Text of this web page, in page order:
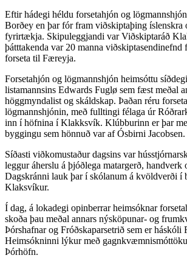
Eftir hádegi héldu forsetahjón og
Borðey en þar fór fram viðskiptaþing íslenskra
fyrirtækja. Skipuleggjandi var Viðskiptaráð
þátttakenda var 20 manna
forseta til Færeyja. ​​​​‌ ‍ ​‍​‍‌‍ ‌ ​‍‌‍‍‌‌‍‌ ‌‍‍‌‌‍ ‍​‍​‍​ ‍‍​‍​‍‌ ​ ‌‍​‌‌‍ ‍‌‍‍‌‌ ‌​‌ ‍‌​‍ ‍‌‍‍‌‌‍ ​‍​‍​‍ ​​‍​‍‌‍‍​‌ ​‍‌‍‌‌‌‍‌‍​‍​‍​ ‍‍​‍​‍‌‍‍​‌ ‌​‌ ‌​‌ ​​‌ ​ ​‍ ​‍ ‌‍‌‍‌‍ ‌ ​‍‌ ​ ‌‍‌‌‌ ‌​‌‍‍‌​‍ ‌‌‍‍‌‌ ​ ‌‍ ​‌‍​‌‌‍ ‍‌‍‌​‌ ​ ​‍ ‍‌ ‌‍‌‍‌‌‌ ​‍‌‍​ ‌‍‌‌‌‍ ​​‍ ‍‌‍​‌‌ ​​‌ ​​​‍ ‌ ​ ‌ ‌​‌ ‌‌‌‍‌​‌‍‍‌‌‍ ​‍ ‌‍‍‌‌‍ ‍‌ ‌​‌‍‌‌‌‍ ‍‌ ‌​​‍ ‌‍‌‌‌‍‌​‌‍‍‌‌ ‌​​‍ ‌‍ ‌‌‍ ‌‍‌​‌‍‌‌​ ‌‌ ​​‌ ​‍‌‍‌‌‌ ​ ‌‍‌‌‌‍ ‍‌ ‌​‌‍​‌‌ ‌​‌‍‍‌‌‍ ‌‍ ‍​ ‍ ‌‍‍‌‌‍‌​​ ‌‌‍​‍‌‍​‍​ ​​‌‍‌​​ ​​​ ‍​‌‍​‍​ ‌‌​‍ ‌‌‍‌​​ ‍‌‌‍‌‍‌‍‌‌​‍ ‌​ ‌​​ ​‍​ ​​​ ‌ ​‍ ‌​ ‍‌​ ​ ‌‍​ ​ ​​​‍ ‌‌‍​ ‌‍‌‍​ ​‌‌‍​ ‌‍​‍​ ​‍​ ‌​​ ‍‌​ ‌‌​ ​​​ ​‌‌‍‌​​ ‍ ‌ ‌​‌ ‍‌‌ ​​‌‍‌‌​ ‌‌‍ ‍‌‍‌‌‌ ‌ ‌ ​ ​ ‍ ‌ ​​‌‍​‌‌ ‌​‌‍‍​​ ‌‌ ​​‌‍​‌‌‍‌ ‌‍‌‌‌​​‍‌ ‌‌‌‍‍‌‌‍ ​‌‍‌​‌‍‌‌‌ ​‍​‍‌‌​ ‌‌‌​​‍‌‌ ‌‍‍ ‌‍‌‌‌ ‍‌​‍‌‌​ ​ ‌​‌​​‍‌‌​ ​ ‌​‌​​‍‌‌​ ​‍​ ​‍​ ​‍​ ‍‌‌‍‌​​ ‌‍‌‍​‌‌‍​‍‌‍‌‍​ ‌​​ ​‌​ ‌‌​ ​‍​ ​ ​‍‌‌​ ​‍​ ​‍​‍‌‌​ ‌‌‌​‌​​‍ ‍‌‍​ ‌‍ ‌‍ ‍‌ ‌​‌‍‌‌‌‍ ‍‌ ‌​​‍‌‌​ ‌‌‌​​‍‌‌ ‌‍‍ ‌‍‌‌‌ ‍‌​‍‌‌​ ​ ‌​‌​​‍‌‌​ ​ ‌​‌​​‍‌‌​ ​‍​ ​‍​ ​‍​ ‌‍​ ‍‌​ ​​​ ‍‌​ ‌‍‌‍‌​​ ​ ​ ‌‌​ ‌​​ ‌ ‌‍‌​​‍‌‌​ ​‍​ ​‍​‍‌‌​ ‌‌‌​‌​​‍ ‍‌‍​ ‌‍‍​‌‍‍‌‌‍ ​‌‍‌​‌ ​‍‌‍‌‌‌‍ ‍​‍‌‌​ ‌‌‌​​‍‌‌ ‌‍‍ ‌‍‌‌‌ ‍‌​‍‌‌​ ​ ‌​‌​​‍‌‌​ ​ ‌​‌​​‍‌‌​ ​‍​ ​‍​ ​​​ ​​‌‍​‍‌‍‌​​ ‌ ​ ‍​​ ​​​ ​​​ ​‌​ ‌‍‌‍‌​‌‍‌‍​‍‌‌​ ​‍​ ​‍​‍‌‌​ ‌‌‌​‌​​‍ ‍‌ ‌​‌‍‌‌‌ ‍​‌ ‌​​ ‌‍​‍‌‍​‌‌ ​ ‌‍‌‌‌‌‌‌‌ ​‍‌‍ ​​ ‌‌‍‍​‌ ‌​‌ ‌​‌ ​​‌ ​ ​‍‌‌​ ​‍‌​‌‍​‍‌‌​ ​‍‌​‌‍‌‍‌‍‌‍ ‌ ​‍‌ ​ ‌‍‌‌‌ ‌​‌‍‍‌​‍ ‌‌‍‍‌‌ ​ ‌‍ ​‌‍​‌‌‍ ‍‌‍‌​‌ ​ ​‍ ‍‌ ‌‍‌‍‌‌‌ ​‍‌‍​ ‌‍‌‌‌‍ ​​‍ ‍‌‍​‌‌ ​​‌ ​​​‍‌‌​ ​‍‌​‌‍‌ ​ ‌ ‌​‌ ‌‌‌‍‌​‌‍‍‌‌‍ ​‍‌‍‌‍‍‌‌‍‌​​ ‌‌‍​‍‌‍​‍​ ​​‌‍‌​​ ​​​ ‍​‌‍​‍​ ‌‌​‍ ‌‌‍‌​​ ‍‌‌‍‌‍‌‍‌‌​‍ ‌​ ‌​​ ​‍​ ​​​ ‌ ​‍ ‌​ ‍‌​ ​ ‌‍​ ​ ​​​‍ ‌‌‍​ ‌‍‌‍​ ​‌‌‍​ ‌‍​‍​ ​‍​ ‌​​ ‍‌​ ‌‌​ ​​​ ​‌‌‍‌​​‍‌‍‌ ‌​‌ ‍‌‌ ​​‌‍‌‌​ ‌‌‍ ‍‌‍‌‌‌ ‌ ‌ ​ ​‍‌‍‌ ​​‌‍​‌‌ ‌​‌‍‍​​ ‌‌ ​​‌‍​‌‌‍‌ ‌‍‌‌‌​​‍‌ ‌‌‌‍‍‌‌‍ ​‌‍‌​‌‍‌‌‌ ​‍​‍‌‌​ ‌‌‌​​‍‌‌ ‌‍‍ ‌‍‌‌‌ ‍‌​‍‌‌​ ​ ‌​‌​​‍‌‌​ ​ ‌​‌​​‍‌‌​ ​‍​ ​‍​ ​‍​ ‍‌‌‍‌​​ ‌‍‌‍​‌‌‍​‍‌‍‌‍​ ‌​​ ​‌​ ‌‌​ ​‍​ ​ ​‍‌‌​ ​‍​ ​‍​‍‌‌​ ‌‌‌​‌​​‍ ‍‌‍​ ‌‍ ‌‍ ‍‌ ‌​‌‍‌‌‌‍ ‍‌ ‌​​‍‌‌​ ‌‌‌​​‍‌‌ ‌‍‍ ‌‍‌‌‌ ‍‌​‍‌‌​ ​ ‌​‌​​‍‌‌​ ​ ‌​‌​​‍‌‌​ ​‍​ ​‍​ ​‍​ ‌‍​ ‍‌​ ​​​ ‍‌​ ‌‍‌‍‌​​ ​ ​ ‌‌​ ‌​​ ‌ ‌‍‌​​‍‌‌​ ​‍​ ​‍​‍‌‌​ ‌‌‌​‌​​‍ ‍‌‍​ ‌‍‍​‌‍‍‌‌‍ ​‌‍‌​‌ ​‍‌‍‌‌‌‍ ‍​‍‌‌​ ‌‌‌​​‍‌‌ ‌‍‍ ‌‍‌‌‌ ‍‌​‍‌‌​ ​ ‌​‌​​‍‌‌​ ​ ‌​‌​​‍‌‌​ ​‍​ ​‍​ ​​​ ​​‌‍​‍‌‍‌​​ ‌ ​ ‍​​ ​​​ ​​​ ​‌​ ‌‍‌‍‌​‌‍‌‍​‍‌‌​ ​‍​ ​‍​‍‌‌​ ‌‌‌​‌​​‍ ‍‌ ‌​‌‍‌‌‌ ‍​‌ ‌​​‍‌‍‌ ​​‌‍‌‌‌ ​‍‌ ​ ‌ ​​‌‍‌‌‌‍​ ‌ ‌​‌‍‍‌‌ ‌‍‌‍‌‌​ ‌‌ ​​‌ ‌‌‌‍​‍‌‍ ​‌‍‍‌‌ ​ ‌‍‍​‌‍‌‌‌‍‌​​‍​‍‌ ‌
Forsetahjón og lögmannshjón heimsóttu
listamannsins Edwards Fuglø sem fæst meðal
höggmyndalist og skáldskap. Þaðan réru
lögmannshjónin, með fulltingi félaga úr
inn í höfnina í Klakksvík. Klúbburinn er þar
byggingu sem hönnuð var af Ósbirni Jacobsen. ​​​​‌ ‍ ​‍​‍‌‍ ‌ ​‍‌‍‍‌‌‍‌ ‌‍‍‌‌‍ ‍​‍​‍​ ‍‍​‍​‍‌ ​ ‌‍​‌‌‍ ‍‌‍‍‌‌ ‌​‌ ‍‌​‍ ‍‌‍‍‌‌‍ ​‍​‍​‍ ​​‍​‍‌‍‍​‌ ​‍‌‍‌‌‌‍‌‍​‍​‍​ ‍‍​‍​‍‌‍‍​‌ ‌​‌ ‌​‌ ​​‌ ​ ​‍ ​‍ ‌‍‌‍‌‍ ‌ ​‍‌ ​ ‌‍‌‌‌ ‌​‌‍‍‌​‍ ‌‌‍‍‌‌ ​ ‌‍ ​‌‍​‌‌‍ ‍‌‍‌​‌ ​ ​‍ ‍‌ ‌‍‌‍‌‌‌ ​‍‌‍​ ‌‍‌‌‌‍ ​​‍ ‍‌‍​‌‌ ​​‌ ​​​‍ ‌ ​ ‌ ‌​‌ ‌‌‌‍‌​‌‍‍‌‌‍ ​‍ ‌‍‍‌‌‍ ‍‌ ‌​‌‍‌‌‌‍ ‍‌ ‌​​‍ ‌‍‌‌‌‍‌​‌‍‍‌‌ ‌​​‍ ‌‍ ‌‌‍ ‌‍‌​‌‍‌‌​ ‌‌ ​​‌ ​‍‌‍‌‌‌ ​ ‌‍‌‌‌‍ ‍‌ ‌​‌‍​‌‌ ‌​‌‍‍‌‌‍ ‌‍ ‍​ ‍ ‌‍‍‌‌‍‌​​ ‌‌‍​‍‌‍​‍​ ​​‌‍‌​​ ​​​ ‍​‌‍​‍​ ‌‌​‍ ‌‌‍‌​​ ‍‌‌‍‌‍‌‍‌‌​‍ ‌​ ‌​​ ​‍​ ​​​ ‌ ​‍ ‌​ ‍‌​ ​ ‌‍​ ​ ​​​‍ ‌‌‍​ ‌‍‌‍​ ​‌‌‍​ ‌‍​‍​ ​‍​ ‌​​ ‍‌​ ‌‌​ ​​​ ​‌‌‍‌​​ ‍ ‌ ‌​‌ ‍‌‌ ​​‌‍‌‌​ ‌‌‍ ‍‌‍‌‌‌ ‌ ‌ ​ ​ ‍ ‌ ​​‌‍​‌‌ ‌​‌‍‍​​ ‌‌ ​​‌‍​‌‌‍‌ ‌‍‌‌‌​​‍‌ ‌‌‌‍‍‌‌‍ ​‌‍‌​‌‍‌‌‌ ​‍​‍‌‌​ ‌‌‌​​‍‌‌ ‌‍‍ ‌‍‌‌‌ ‍‌​‍‌‌​ ​ ‌​‌​​‍‌‌​ ​ ‌​‌​​‍‌‌​ ​‍​ ​‍​ ​‍​ ‍‌‌‍‌​​ ‌‍‌‍​‌‌‍​‍‌‍‌‍​ ‌​​ ​‌​ ‌‌​ ​‍​ ​ ​‍‌‌​ ​‍​ ​‍​‍‌‌​ ‌‌‌​‌​​‍ ‍‌‍​ ‌‍ ‌‍ ‍‌ ‌​‌‍‌‌‌‍ ‍‌ ‌​​‍‌‌​ ‌‌‌​​‍‌‌ ‌‍‍ ‌‍‌‌‌ ‍‌​‍‌‌​ ​ ‌​‌​​‍‌‌​ ​ ‌​‌​​‍‌‌​ ​‍​ ​‍‌‍‌​​ ‍‌​ ‌ ​ ​‌​ ​‌​ ​‌‌‍‌‌​ ​‌​ ‍​‌‍​ ‌‍‌‌​ ​‍​‍‌‌​ ​‍​ ​‍​‍‌‌​ ‌‌‌​‌​​‍ ‍‌‍​ ‌‍‍​‌‍‍‌‌‍ ​‌‍‌​‌ ​‍‌‍‌‌‌‍ ‍​‍‌‌​ ‌‌‌​​‍‌‌ ‌‍‍ ‌‍‌‌‌ ‍‌​‍‌‌​ ​ ‌​‌​​‍‌‌​ ​ ‌​‌​​‍‌‌​ ​‍​ ​‍‌‍​‌​ ‍​​ ‌‍​ ​ ​ ‌‌‌‍​ ​ ​ ‌‍‌‌​ ‍‌​ ​ ​ ​ ​ ​‌​‍‌‌​ ​‍​ ​‍​‍‌‌​ ‌‌‌​‌​​‍ ‍‌ ‌​‌‍‌‌‌ ‍​‌ ‌​​ ‌‍​‍‌‍​‌‌ ​ ‌‍‌‌‌‌‌‌‌ ​‍‌‍ ​​ ‌‌‍‍​‌ ‌​‌ ‌​‌ ​​‌ ​ ​‍‌‌​ ​‍‌​‌‍​‍‌‌​ ​‍‌​‌‍‌‍‌‍‌‍ ‌ ​‍‌ ​ ‌‍‌‌‌ ‌​‌‍‍‌​‍ ‌‌‍‍‌‌ ​ ‌‍ ​‌‍​‌‌‍ ‍‌‍‌​‌ ​ ​‍ ‍‌ ‌‍‌‍‌‌‌ ​‍‌‍​ ‌‍‌‌‌‍ ​​‍ ‍‌‍​‌‌ ​​‌ ​​​‍‌‌​ ​‍‌​‌‍‌ ​ ‌ ‌​‌ ‌‌‌‍‌​‌‍‍‌‌‍ ​‍‌‍‌‍‍‌‌‍‌​​ ‌‌‍​‍‌‍​‍​ ​​‌‍‌​​ ​​​ ‍​‌‍​‍​ ‌‌​‍ ‌‌‍‌​​ ‍‌‌‍‌‍‌‍‌‌​‍ ‌​ ‌​​ ​‍​ ​​​ ‌ ​‍ ‌​ ‍‌​ ​ ‌‍​ ​ ​​​‍ ‌‌‍​ ‌‍‌‍​ ​‌‌‍​ ‌‍​‍​ ​‍​ ‌​​ ‍‌​ ‌‌​ ​​​ ​‌‌‍‌​​‍‌‍‌ ‌​‌ ‍‌‌ ​​‌‍‌‌​ ‌‌‍ ‍‌‍‌‌‌ ‌ ‌ ​ ​‍‌‍‌ ​​‌‍​‌‌ ‌​‌‍‍​​ ‌‌ ​​‌‍​‌‌‍‌ ‌‍‌‌‌​​‍‌ ‌‌‌‍‍‌‌‍ ​‌‍‌​‌‍‌‌‌ ​‍​‍‌‌​ ‌‌‌​​‍‌‌ ‌‍‍ ‌‍‌‌‌ ‍‌​‍‌‌​ ​ ‌​‌​​‍‌‌​ ​ ‌​‌​​‍‌‌​ ​‍​ ​‍​ ​‍​ ‍‌‌‍‌​​ ‌‍‌‍​‌‌‍​‍‌‍‌‍​ ‌​​ ​‌​ ‌‌​ ​‍​ ​ ​‍‌‌​ ​‍​ ​‍​‍‌‌​ ‌‌‌​‌​​‍ ‍‌‍​ ‌‍ ‌‍ ‍‌ ‌​‌‍‌‌‌‍ ‍‌ ‌​​‍‌‌​ ‌‌‌​​‍‌‌ ‌‍‍ ‌‍‌‌‌ ‍‌​‍‌‌​ ​ ‌​‌​​‍‌‌​ ​ ‌​‌​​‍‌‌​ ​‍​ ​‍‌‍‌​​ ‍‌​ ‌ ​ ​‌​ ​‌​ ​‌‌‍‌‌​ ​‌​ ‍​‌‍​ ‌‍‌‌​ ​‍​‍‌‌​ ​‍​ ​‍​‍‌‌​ ‌‌‌​‌​​‍ ‍‌‍​ ‌‍‍​‌‍‍‌‌‍ ​‌‍‌​‌ ​‍‌‍‌‌‌‍ ‍​‍‌‌​ ‌‌‌​​‍‌‌ ‌‍‍ ‌‍‌‌‌ ‍‌​‍‌‌​ ​ ‌​‌​​‍‌‌​ ​ ‌​‌​​‍‌‌​ ​‍​ ​‍‌‍​‌​ ‍​​ ‌‍​ ​ ​ ‌‌‌‍​ ​ ​ ‌‍‌‌​ ‍‌​ ​ ​ ​ ​ ​‌​‍‌‌​ ​‍​ ​‍​‍‌‌​ ‌‌‌​‌​​‍ ‍‌ ‌​‌‍‌‌‌ ‍​‌ ‌​​‍‌‍‌ ​​‌‍‌‌‌ ​‍‌ ​ ‌ ​​‌‍‌‌‌‍​ ‌ ‌​‌‍‍‌‌ ‌‍‌‍‌‌​ ‌‌ ​​‌ ‌‌‌‍​‍‌‍ ​‌‍‍‌‌ ​ ‌‍‍​‌‍‌‌‌‍‌​​‍​‍‌ ‌
Síðasti viðkomustaður dagsins var
leggur áherslu á þjóðlega matargerð,
Dagskránni lauk þar í skólanum á kvöldverði í
Klaksvíkur.​​​​‌ ‍ ​‍​‍‌‍ ‌ ​‍‌‍‍‌‌‍‌ ‌‍‍‌‌‍ ‍​‍​‍​ ‍‍​‍​‍‌ ​ ‌‍​‌‌‍ ‍‌‍‍‌‌ ‌​‌ ‍‌​‍ ‍‌‍‍‌‌‍ ​‍​‍​‍ ​​‍​‍‌‍‍​‌ ​‍‌‍‌‌‌‍‌‍​‍​‍​ ‍‍​‍​‍‌‍‍​‌ ‌​‌ ‌​‌ ​​‌ ​ ​‍ ​‍ ‌‍‌‍‌‍ ‌ ​‍‌ ​ ‌‍‌‌‌ ‌​‌‍‍‌​‍ ‌‌‍‍‌‌ ​ ‌‍ ​‌‍​‌‌‍ ‍‌‍‌​‌ ​ ​‍ ‍‌ ‌‍‌‍‌‌‌ ​‍‌‍​ ‌‍‌‌‌‍ ​​‍ ‍‌‍​‌‌ ​​‌ ​​​‍ ‌ ​ ‌ ‌​‌ ‌‌‌‍‌​‌‍‍‌‌‍ ​‍ ‌‍‍‌‌‍ ‍‌ ‌​‌‍‌‌‌‍ ‍‌ ‌​​‍ ‌‍‌‌‌‍‌​‌‍‍‌‌ ‌​​‍ ‌‍ ‌‌‍ ‌‍‌​‌‍‌‌​ ‌‌ ​​‌ ​‍‌‍‌‌‌ ​ ‌‍‌‌‌‍ ‍‌ ‌​‌‍​‌‌ ‌​‌‍‍‌‌‍ ‌‍ ‍​ ‍ ‌‍‍‌‌‍‌​​ ‌‌‍​‍‌‍​‍​ ​​‌‍‌​​ ​​​ ‍​‌‍​‍​ ‌‌​‍ ‌‌‍‌​​ ‍‌‌‍‌‍‌‍‌‌​‍ ‌​ ‌​​ ​‍​ ​​​ ‌ ​‍ ‌​ ‍‌​ ​ ‌‍​ ​ ​​​‍ ‌‌‍​ ‌‍‌‍​ ​‌‌‍​ ‌‍​‍​ ​‍​ ‌​​ ‍‌​ ‌‌​ ​​​ ​‌‌‍‌​​ ‍ ‌ ‌​‌ ‍‌‌ ​​‌‍‌‌​ ‌‌‍ ‍‌‍‌‌‌ ‌ ‌ ​ ​ ‍ ‌ ​​‌‍​‌‌ ‌​‌‍‍​​ ‌‌ ​​‌‍​‌‌‍‌ ‌‍‌‌‌​​‍‌ ‌‌‌‍‍‌‌‍ ​‌‍‌​‌‍‌‌‌ ​‍​‍‌‌​ ‌‌‌​​‍‌‌ ‌‍‍ ‌‍‌‌‌ ‍‌​‍‌‌​ ​ ‌​‌​​‍‌‌​ ​ ‌​‌​​‍‌‌​ ​‍​ ​‍​ ​‍​ ‍‌‌‍‌​​ ‌‍‌‍​‌‌‍​‍‌‍‌‍​ ‌​​ ​‌​ ‌‌​ ​‍​ ​ ​‍‌‌​ ​‍​ ​‍​‍‌‌​ ‌‌‌​‌​​‍ ‍‌‍​ ‌‍ ‌‍ ‍‌ ‌​‌‍‌‌‌‍ ‍‌ ‌​​‍‌‌​ ‌‌‌​​‍‌‌ ‌‍‍ ‌‍‌‌‌ ‍‌​‍‌‌​ ​ ‌​‌​​‍‌‌​ ​ ‌​‌​​‍‌‌​ ​‍​ ​‍​ ‌‍​ ‌ ‌‍​‍​ ‌‌‌‍​‍​ ​‍​ ​ ​ ​‌‌‍‌‌​ ‍‌​ ‌ ​ ‌​​‍‌‌​ ​‍​ ​‍​‍‌‌​ ‌‌‌​‌​​‍ ‍‌‍​ ‌‍‍​‌‍‍‌‌‍ ​‌‍‌​‌ ​‍‌‍‌‌‌‍ ‍​‍‌‌​ ‌‌‌​​‍‌‌ ‌‍‍ ‌‍‌‌‌ ‍‌​‍‌‌​ ​ ‌​‌​​‍‌‌​ ​ ‌​‌​​‍‌‌​ ​‍​ ​‍​ ​​​ ‌​‌‍‌‍​ ​‍‌‍‌‌​ ‌‌​ ‌​​ ‌‌​ ​‍​ ​‍​ ‌‌‌‍‌‌​‍‌‌​ ​‍​ ​‍​‍‌‌​ ‌‌‌​‌​​‍ ‍‌ ‌​‌‍‌‌‌ ‍​‌ ‌​​ ‌‍​‍‌‍​‌‌ ​ ‌‍‌‌‌‌‌‌‌ ​‍‌‍ ​​ ‌‌‍‍​‌ ‌​‌ ‌​‌ ​​‌ ​ ​‍‌‌​ ​‍‌​‌‍​‍‌‌​ ​‍‌​‌‍‌‍‌‍‌‍ ‌ ​‍‌ ​ ‌‍‌‌‌ ‌​‌‍‍‌​‍ ‌‌‍‍‌‌ ​ ‌‍ ​‌‍​‌‌‍ ‍‌‍‌​‌ ​ ​‍ ‍‌ ‌‍‌‍‌‌‌ ​‍‌‍​ ‌‍‌‌‌‍ ​​‍ ‍‌‍​‌‌ ​​‌ ​​​‍‌‌​ ​‍‌​‌‍‌ ​ ‌ ‌​‌ ‌‌‌‍‌​‌‍‍‌‌‍ ​‍‌‍‌‍‍‌‌‍‌​​ ‌‌‍​‍‌‍​‍​ ​​‌‍‌​​ ​​​ ‍​‌‍​‍​ ‌‌​‍ ‌‌‍‌​​ ‍‌‌‍‌‍‌‍‌‌​‍ ‌​ ‌​​ ​‍​ ​​​ ‌ ​‍ ‌​ ‍‌​ ​ ‌‍​ ​ ​​​‍ ‌‌‍​ ‌‍‌‍​ ​‌‌‍​ ‌‍​‍​ ​‍​ ‌​​ ‍‌​ ‌‌​ ​​​ ​‌‌‍‌​​‍‌‍‌ ‌​‌ ‍‌‌ ​​‌‍‌‌​ ‌‌‍ ‍‌‍‌‌‌ ‌ ‌ ​ ​‍‌‍‌ ​​‌‍​‌‌ ‌​‌‍‍​​ ‌‌ ​​‌‍​‌‌‍‌ ‌‍‌‌‌​​‍‌ ‌‌‌‍‍‌‌‍ ​‌‍‌​‌‍‌‌‌ ​‍​‍‌‌​ ‌‌‌​​‍‌‌ ‌‍‍ ‌‍‌‌‌ ‍‌​‍‌‌​ ​ ‌​‌​​‍‌‌​ ​ ‌​‌​​‍‌‌​ ​‍​ ​‍​ ​‍​ ‍‌‌‍‌​​ ‌‍‌‍​‌‌‍​‍‌‍‌‍​ ‌​​ ​‌​ ‌‌​ ​‍​ ​ ​‍‌‌​ ​‍​ ​‍​‍‌‌​ ‌‌‌​‌​​‍ ‍‌‍​ ‌‍ ‌‍ ‍‌ ‌​‌‍‌‌‌‍ ‍‌ ‌​​‍‌‌​ ‌‌‌​​‍‌‌ ‌‍‍ ‌‍‌‌‌ ‍‌​‍‌‌​ ​ ‌​‌​​‍‌‌​ ​ ‌​‌​​‍‌‌​ ​‍​ ​‍​ ‌‍​ ‌ ‌‍​‍​ ‌‌‌‍​‍​ ​‍​ ​ ​ ​‌‌‍‌‌​ ‍‌​ ‌ ​ ‌​​‍‌‌​ ​‍​ ​‍​‍‌‌​ ‌‌‌​‌​​‍ ‍‌‍​ ‌‍‍​‌‍‍‌‌‍ ​‌‍‌​‌ ​‍‌‍‌‌‌‍ ‍​‍‌‌​ ‌‌‌​​‍‌‌ ‌‍‍ ‌‍‌‌‌ ‍‌​‍‌‌​ ​ ‌​‌​​‍‌‌​ ​ ‌​‌​​‍‌‌​ ​‍​ ​‍​ ​​​ ‌​‌‍‌‍​ ​‍‌‍‌‌​ ‌‌​ ‌​​ ‌‌​ ​‍​ ​‍​ ‌‌‌‍‌‌​‍‌‌​ ​‍​ ​‍​‍‌‌​ ‌‌‌​‌​​‍ ‍‌ ‌​‌‍‌‌‌ ‍​‌ ‌​​‍‌‍‌ ​​‌‍‌‌‌ ​‍‌ ​ ‌ ​​‌‍‌‌‌‍​ ‌ ‌​‌‍‍‌‌ ‌‍‌‍‌‌​ ‌‌ ​​‌ ‌‌‌‍​‍‌‍ ​‌‍‍‌‌ ​ ‌‍‍​‌‍‌‌‌‍‌​​‍​‍‌ ‌
Í dag, á lokadegi opinberrar heimsóknar
skoða þau meðal annars nýsköpunar- og
Þórshafnar og Fróðskaparsetrið sem er háskóli
Heimsókninni lýkur með
Þórhöfn.​​​​‌ ‍ ​‍​‍‌‍ ‌ ​‍‌‍‍‌‌‍‌ ‌‍‍‌‌‍ ‍​‍​‍​ ‍‍​‍​‍‌ ​ ‌‍​‌‌‍ ‍‌‍‍‌‌ ‌​‌ ‍‌​‍ ‍‌‍‍‌‌‍ ​‍​‍​‍ ​​‍​‍‌‍‍​‌ ​‍‌‍‌‌‌‍‌‍​‍​‍​ ‍‍​‍​‍‌‍‍​‌ ‌​‌ ‌​‌ ​​‌ ​ ​‍ ​‍ ‌‍‌‍‌‍ ‌ ​‍‌ ​ ‌‍‌‌‌ ‌​‌‍‍‌​‍ ‌‌‍‍‌‌ ​ ‌‍ ​‌‍​‌‌‍ ‍‌‍‌​‌ ​ ​‍ ‍‌ ‌‍‌‍‌‌‌ ​‍‌‍​ ‌‍‌‌‌‍ ​​‍ ‍‌‍​‌‌ ​​‌ ​​​‍ ‌ ​ ‌ ‌​‌ ‌‌‌‍‌​‌‍‍‌‌‍ ​‍ ‌‍‍‌‌‍ ‍‌ ‌​‌‍‌‌‌‍ ‍‌ ‌​​‍ ‌‍‌‌‌‍‌​‌‍‍‌‌ ‌​​‍ ‌‍ ‌‌‍ ‌‍‌​‌‍‌‌​ ‌‌ ​​‌ ​‍‌‍‌‌‌ ​ ‌‍‌‌‌‍ ‍‌ ‌​‌‍​‌‌ ‌​‌‍‍‌‌‍ ‌‍ ‍​ ‍ ‌‍‍‌‌‍‌​​ ‌‌‍​‍‌‍​‍​ ​​‌‍‌​​ ​​​ ‍​‌‍​‍​ ‌‌​‍ ‌‌‍‌​​ ‍‌‌‍‌‍‌‍‌‌​‍ ‌​ ‌​​ ​‍​ ​​​ ‌ ​‍ ‌​ ‍‌​ ​ ‌‍​ ​ ​​​‍ ‌‌‍​ ‌‍‌‍​ ​‌‌‍​ ‌‍​‍​ ​‍​ ‌​​ ‍‌​ ‌‌​ ​​​ ​‌‌‍‌​​ ‍ ‌ ‌​‌ ‍‌‌ ​​‌‍‌‌​ ‌‌‍ ‍‌‍‌‌‌ ‌ ‌ ​ ​ ‍ ‌ ​​‌‍​‌‌ ‌​‌‍‍​​ ‌‌ ​​‌‍​‌‌‍‌ ‌‍‌‌‌​​‍‌ ‌‌‌‍‍‌‌‍ ​‌‍‌​‌‍‌‌‌ ​‍​‍‌‌​ ‌‌‌​​‍‌‌ ‌‍‍ ‌‍‌‌‌ ‍‌​‍‌‌​ ​ ‌​‌​​‍‌‌​ ​ ‌​‌​​‍‌‌​ ​‍​ ​‍​ ​‍​ ‍‌‌‍‌​​ ‌‍‌‍​‌‌‍​‍‌‍‌‍​ ‌​​ ​‌​ ‌‌​ ​‍​ ​ ​‍‌‌​ ​‍​ ​‍​‍‌‌​ ‌‌‌​‌​​‍ ‍‌‍​ ‌‍ ‌‍ ‍‌ ‌​‌‍‌‌‌‍ ‍‌ ‌​​‍‌‌​ ‌‌‌​​‍‌‌ ‌‍‍ ‌‍‌‌‌ ‍‌​‍‌‌​ ​ ‌​‌​​‍‌‌​ ​ ‌​‌​​‍‌‌​ ​‍​ ​‍‌‍​‌​ ​‍​ ​​​ ​‍‌‍‌​​ ‍‌‌‍‌​‌‍‌‌​ ‌​​ ​​​ ‍‌‌‍‌​​‍‌‌​ ​‍​ ​‍​‍‌‌​ ‌‌‌​‌​​‍ ‍‌‍​ ‌‍‍​‌‍‍‌‌‍ ​‌‍‌​‌ ​‍‌‍‌‌‌‍ ‍​‍‌‌​ ‌‌‌​​‍‌‌ ‌‍‍ ‌‍‌‌‌ ‍‌​‍‌‌​ ​ ‌​‌​​‍‌‌​ ​ ‌​‌​​‍‌‌​ ​‍​ ​‍​ ‍‌​ ​ ​ ‌‌​ ‌​​ ‍‌​ ‍​‌‍‌​​ ‌​​ ​ ​ ​‍​ ‍‌​ ‌ ​‍‌‌​ ​‍​ ​‍​‍‌‌​ ‌‌‌​‌​​‍ ‍‌ ‌​‌‍‌‌‌ ‍​‌ ‌​​ ‌‍​‍‌‍​‌‌ ​ ‌‍‌‌‌‌‌‌‌ ​‍‌‍ ​​ ‌‌‍‍​‌ ‌​‌ ‌​‌ ​​‌ ​ ​‍‌‌​ ​‍‌​‌‍​‍‌‌​ ​‍‌​‌‍‌‍‌‍‌‍ ‌ ​‍‌ ​ ‌‍‌‌‌ ‌​‌‍‍‌​‍ ‌‌‍‍‌‌ ​ ‌‍ ​‌‍​‌‌‍ ‍‌‍‌​‌ ​ ​‍ ‍‌ ‌‍‌‍‌‌‌ ​‍‌‍​ ‌‍‌‌‌‍ ​​‍ ‍‌‍​‌‌ ​​‌ ​​​‍‌‌​ ​‍‌​‌‍‌ ​ ‌ ‌​‌ ‌‌‌‍‌​‌‍‍‌‌‍ ​‍‌‍‌‍‍‌‌‍‌​​ ‌‌‍​‍‌‍​‍​ ​​‌‍‌​​ ​​​ ‍​‌‍​‍​ ‌‌​‍ ‌‌‍‌​​ ‍‌‌‍‌‍‌‍‌‌​‍ ‌​ ‌​​ ​‍​ ​​​ ‌ ​‍ ‌​ ‍‌​ ​ ‌‍​ ​ ​​​‍ ‌‌‍​ ‌‍‌‍​ ​‌‌‍​ ‌‍​‍​ ​‍​ ‌​​ ‍‌​ ‌‌​ ​​​ ​‌‌‍‌​​‍‌‍‌ ‌​‌ ‍‌‌ ​​‌‍‌‌​ ‌‌‍ ‍‌‍‌‌‌ ‌ ‌ ​ ​‍‌‍‌ ​​‌‍​‌‌ ‌​‌‍‍​​ ‌‌ ​​‌‍​‌‌‍‌ ‌‍‌‌‌​​‍‌ ‌‌‌‍‍‌‌‍ ​‌‍‌​‌‍‌‌‌ ​‍​‍‌‌​ ‌‌‌​​‍‌‌ ‌‍‍ ‌‍‌‌‌ ‍‌​‍‌‌​ ​ ‌​‌​​‍‌‌​ ​ ‌​‌​​‍‌‌​ ​‍​ ​‍​ ​‍​ ‍‌‌‍‌​​ ‌‍‌‍​‌‌‍​‍‌‍‌‍​ ‌​​ ​‌​ ‌‌​ ​‍​ ​ ​‍‌‌​ ​‍​ ​‍​‍‌‌​ ‌‌‌​‌​​‍ ‍‌‍​ ‌‍ ‌‍ ‍‌ ‌​‌‍‌‌‌‍ ‍‌ ‌​​‍‌‌​ ‌‌‌​​‍‌‌ ‌‍‍ ‌‍‌‌‌ ‍‌​‍‌‌​ ​ ‌​‌​​‍‌‌​ ​ ‌​‌​​‍‌‌​ ​‍​ ​‍‌‍​‌​ ​‍​ ​​​ ​‍‌‍‌​​ ‍‌‌‍‌​‌‍‌‌​ ‌​​ ​​​ ‍‌‌‍‌​​‍‌‌​ ​‍​ ​‍​‍‌‌​ ‌‌‌​‌​​‍ ‍‌‍​ ‌‍‍​‌‍‍‌‌‍ ​‌‍‌​‌ ​‍‌‍‌‌‌‍ ‍​‍‌‌​ ‌‌‌​​‍‌‌ ‌‍‍ ‌‍‌‌‌ ‍‌​‍‌‌​ ​ ‌​‌​​‍‌‌​ ​ ‌​‌​​‍‌‌​ ​‍​ ​‍​ ‍‌​ ​ ​ ‌‌​ ‌​​ ‍‌​ ‍​‌‍‌​​ ‌​​ ​ ​ ​‍​ ‍‌​ ‌ ​‍‌‌​ ​‍​ ​‍​‍‌‌​ ‌‌‌​‌​​‍ ‍‌ ‌​‌‍‌‌‌ ‍​‌ ‌​​‍‌‍‌ ​​‌‍‌‌‌ ​‍‌ ​ ‌ ​​‌‍‌‌‌‍​ ‌ ‌​‌‍‍‌‌ ‌‍‌‍‌‌​ ‌‌ ​​‌ ‌‌‌‍​‍‌‍ ​‌‍‍‌‌ ​ ‌‍‍​‌‍‌‌‌‍‌​​‍​‍‌ ‌